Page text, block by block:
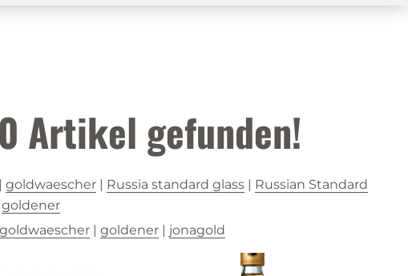
Artikel gefunden!
| goldwaescher | Russia standard glass | Russian Standard
goldener
goldwaescher | goldener | jonagold